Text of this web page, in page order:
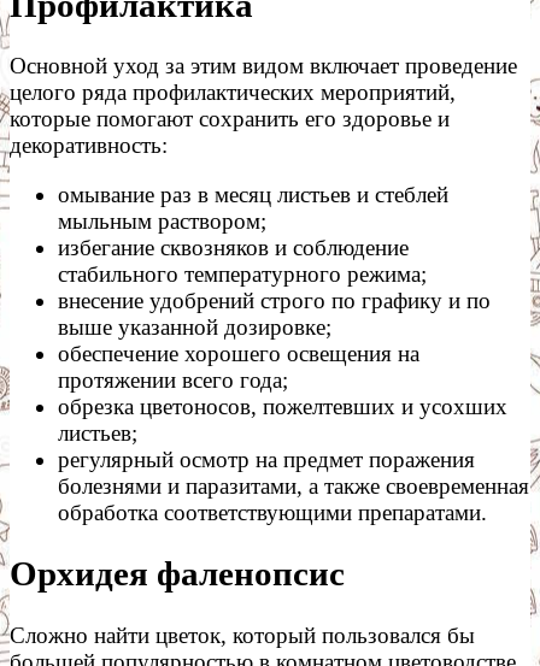
Основной уход за этим видом включает проведение
целого ряда профилактических мероприятий,
которые помогают сохранить его здоровье и
декоративность:
омывание раз в месяц листьев и стеблей
мыльным раствором;
избегание сквозняков и соблюдение
стабильного температурного режима;
внесение удобрений строго по графику и по
выше указанной дозировке;
обеспечение хорошего освещения на
протяжении всего года;
обрезка цветоносов, пожелтевших и усохших
листьев;
регулярный осмотр на предмет поражения
болезнями и паразитами, а также своевременная
обработка соответствующими препаратами.
Орхидея фаленопсис
Сложно найти цветок, который пользовался бы